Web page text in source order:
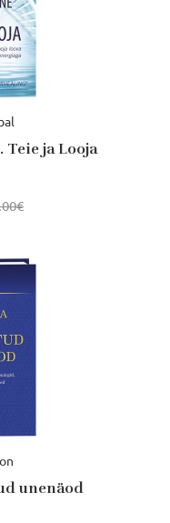
Teie ja Looja
unenäod